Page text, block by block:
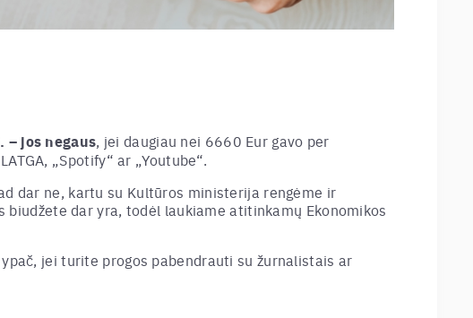
– jos negaus, jei daugiau nei 6660 Eur gavo per
„Spotify“ ar „Youtube“.
dar ne, kartu su Kultūros ministerija rengėme ir
dar yra, todėl laukiame atitinkamų Ekonomikos
jei turite progos pabendrauti su žurnalistais ar